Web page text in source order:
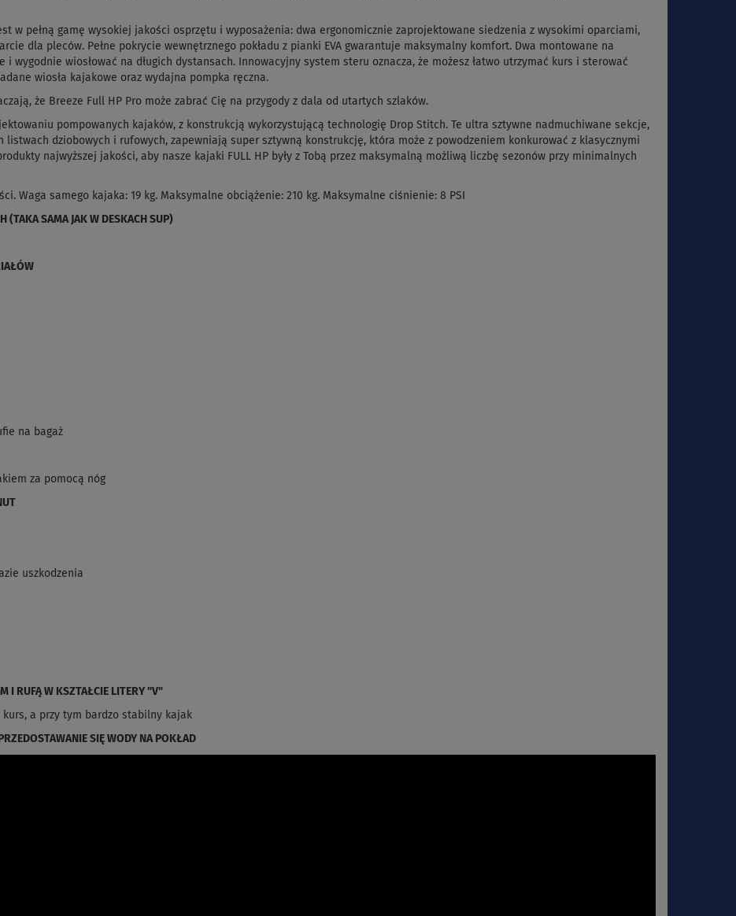
w pełną gamę wysokiej jakości osprzętu i wyposażenia: dwa ergonomicznie zaprojektowane siedzenia z wysokimi oparciami,
dla pleców. Pełne pokrycie wewnętrznego pokładu z pianki EVA gwarantuje maksymalny komfort. Dwa montowane na
i wygodnie wiosłować na długich dystansach. Innowacyjny system steru oznacza, że możesz łatwo utrzymać kurs i sterować
wiosła kajakowe oraz wydajna pompka ręczna.
że Breeze Full HP Pro może zabrać Cię na przygody z dala od utartych szlaków.
pompowanych kajaków, z konstrukcją wykorzystującą technologię Drop Stitch. Te ultra sztywne nadmuchiwane sekcje,
dziobowych i rufowych, zapewniają super sztywną konstrukcję, która może z powodzeniem konkurować z klasycznymi
najwyższej jakości, aby nasze kajaki FULL HP były z Tobą przez maksymalną możliwą liczbę sezonów przy minimalnych
Waga samego kajaka: 19 kg. Maksymalne obciążenie: 210 kg. Maksymalne ciśnienie: 8 PSI
(TAKA SAMA JAK W DESKACH SUP)
na bagaż
za pomocą nóg
uszkodzenia
I RUFĄ W KSZTAŁCIE LITERY "V"
kurs, a przy tym bardzo stabilny kajak
SIĘ WODY NA POKŁAD